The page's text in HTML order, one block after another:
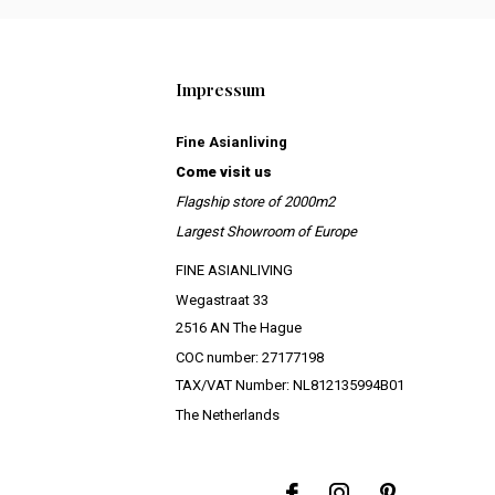
Impressum
Fine Asianliving
Come visit us
Flagship store of 2000m2
Largest Showroom of Europe
FINE ASIANLIVING
Wegastraat 33
2516 AN The Hague
COC number: 27177198
TAX/VAT Number: NL812135994B01
The Netherlands